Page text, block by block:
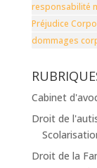
responsabilité
Préjudice
dommages
Cabinet
Droit de
Droit de la